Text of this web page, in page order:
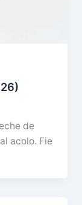
de
acolo. Fie